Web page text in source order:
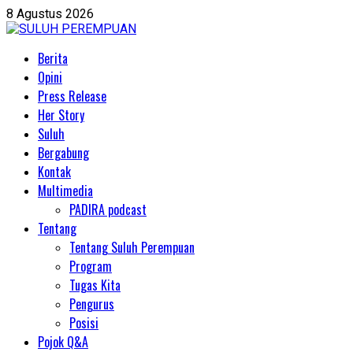
Skip
to
8 Agustus 2026
PrimaryBerita
Opini
Press Release
Her Story
Suluh
Bergabung
Kontak
Multimedia
PADIRA podcast
Tentang
Tentang Suluh Perempuan
Program
Tugas Kita
Pengurus
Posisi
Pojok Q&A